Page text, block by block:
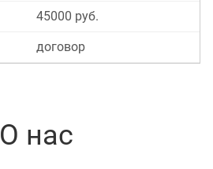
45000 руб.
договор
О нас